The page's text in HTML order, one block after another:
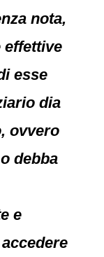
nota,
effettive
esse
dia
ovvero
debba
e